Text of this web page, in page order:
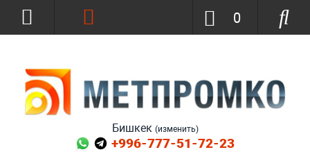
Бишкек (изменить)
+996-777-51-72-23
0